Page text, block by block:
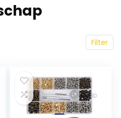
Filter